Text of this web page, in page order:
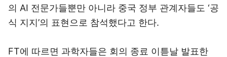
의 AI 전문가들뿐만 아니라 중국 정부 관계자들도 ‘공
식 지지’의 표현으로 참석했다고 한다.
FT에 따르면 과학자들은 회의 종료 이튿날 발표한